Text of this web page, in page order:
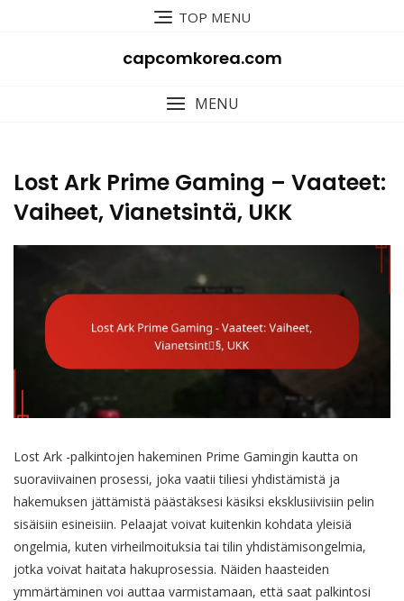
TOP MENU
capcomkorea.com
MENU
Lost Ark Prime Gaming – Vaateet:
Vaiheet, Vianetsintä, UKK
Lost Ark -palkintojen hakeminen Prime Gamingin kautta on
suoraviivainen prosessi, joka vaatii tiliesi yhdistämistä ja
hakemuksen jättämistä päästäksesi käsiksi eksklusiivisiin pelin
sisäisiin esineisiin. Pelaajat voivat kuitenkin kohdata yleisiä
ongelmia, kuten virheilmoituksia tai tilin yhdistämisongelmia,
jotka voivat haitata hakuprosessia. Näiden haasteiden
ymmärtäminen voi auttaa varmistamaan, että saat palkintosi